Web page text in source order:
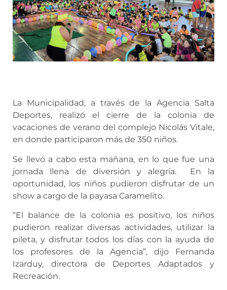
La Municipalidad, a través de la Agencia Salta
Deportes, realizó el cierre de la colonia de
vacaciones de verano del complejo Nicolás Vitale,
en donde participaron más de 350 niños.
Se llevó a cabo esta mañana, en lo que fue una
jornada llena de diversión y alegría. En la
oportunidad, los niños pudieron disfrutar de un
show a cargo de la payasa Caramelito.
“El balance de la colonia es positivo, los niños
pudieron realizar diversas actividades, utilizar la
pileta, y disfrutar todos los días con la ayuda de
los profesores de la Agencia”, dijo Fernanda
Izarduy, directora de Deportes Adaptados y
Recreación.